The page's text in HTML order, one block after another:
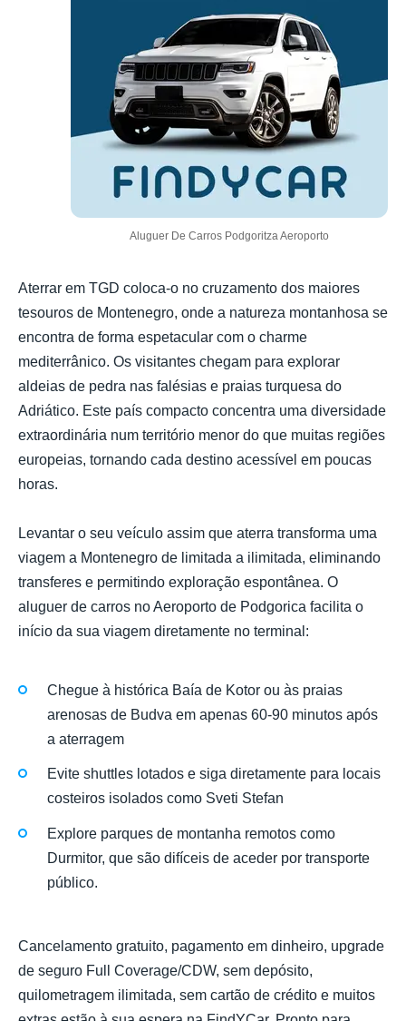
Aluguer De Carros Podgoritza Aeroporto
Aterrar em TGD coloca-o no cruzamento dos maiores
tesouros de Montenegro, onde a natureza montanhosa se
encontra de forma espetacular com o charme
mediterrânico. Os visitantes chegam para explorar
aldeias de pedra nas falésias e praias turquesa do
Adriático. Este país compacto concentra uma diversidade
extraordinária num território menor do que muitas regiões
europeias, tornando cada destino acessível em poucas
horas.
Levantar o seu veículo assim que aterra transforma uma
viagem a Montenegro de limitada a ilimitada, eliminando
transferes e permitindo exploração espontânea. O
aluguer de carros no Aeroporto de Podgorica facilita o
início da sua viagem diretamente no terminal:
Chegue à histórica Baía de Kotor ou às praias
arenosas de Budva em apenas 60-90 minutos após
a aterragem
Evite shuttles lotados e siga diretamente para locais
costeiros isolados como Sveti Stefan
Explore parques de montanha remotos como
Durmitor, que são difíceis de aceder por transporte
público.
Cancelamento gratuito, pagamento em dinheiro, upgrade
de seguro Full Coverage/CDW, sem depósito,
quilometragem ilimitada, sem cartão de crédito e muitos